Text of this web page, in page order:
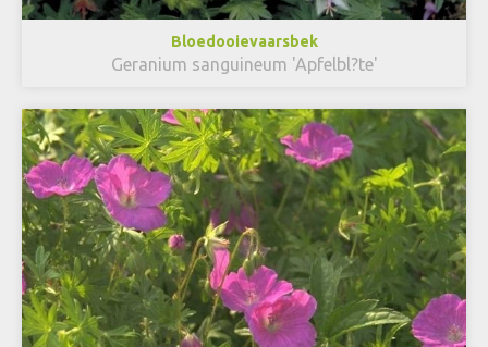
Bloedooievaarsbek
Geranium sanguineum 'Apfelbl?te'